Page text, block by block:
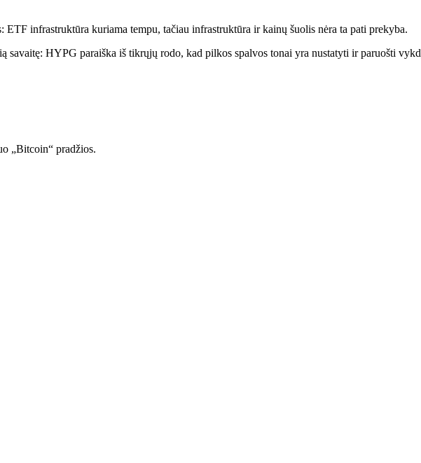
infrastruktūra kuriama tempu, tačiau infrastruktūra ir kainų šuolis nėra ta pati prekyba.
savaitę: HYPG paraiška iš tikrųjų rodo, kad pilkos spalvos tonai yra nustatyti ir paruošti
„Bitcoin“ pradžios.